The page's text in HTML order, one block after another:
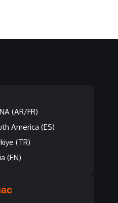
(AR/FR)
America (ES)
(TR)
(EN)